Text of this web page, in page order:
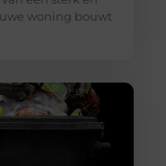
woning bouwt